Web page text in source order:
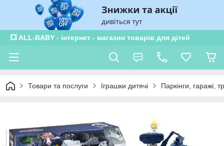
💥 ALL-BABY - інтернет - магазин товарів для дітей
Товари та послуги Іграшки дитячі Паркінги, гаражі,